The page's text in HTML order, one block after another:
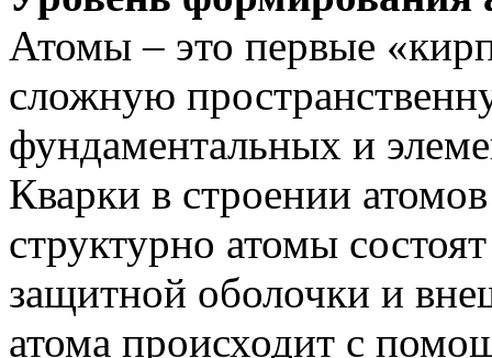
Атомы – это первые
сложную
фундаментальных и
Кварки в строении
структурно атомы
защитной оболочки и
атома происходит с